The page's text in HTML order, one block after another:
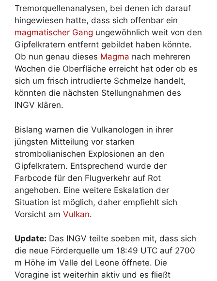
Tremorquellenanalysen, bei denen ich darauf
hingewiesen hatte, dass sich offenbar ein
magmatischer Gang ungewöhnlich weit von den
Gipfelkratern entfernt gebildet haben könnte.
Ob nun genau dieses Magma nach mehreren
Wochen die Oberfläche erreicht hat oder ob es
sich um frisch intrudierte Schmelze handelt,
könnten die nächsten Stellungnahmen des
INGV klären.
Bislang warnen die Vulkanologen in ihrer
jüngsten Mitteilung vor starken
strombolianischen Explosionen an den
Gipfelkratern. Entsprechend wurde der
Farbcode für den Flugverkehr auf Rot
angehoben. Eine weitere Eskalation der
Situation ist möglich, daher empfiehlt sich
Vorsicht am Vulkan.
Update: Das INGV teilte soeben mit, dass sich
die neue Förderquelle um 18:49 UTC auf 2700
m Höhe im Valle del Leone öffnete. Die
Voragine ist weiterhin aktiv und es fließt